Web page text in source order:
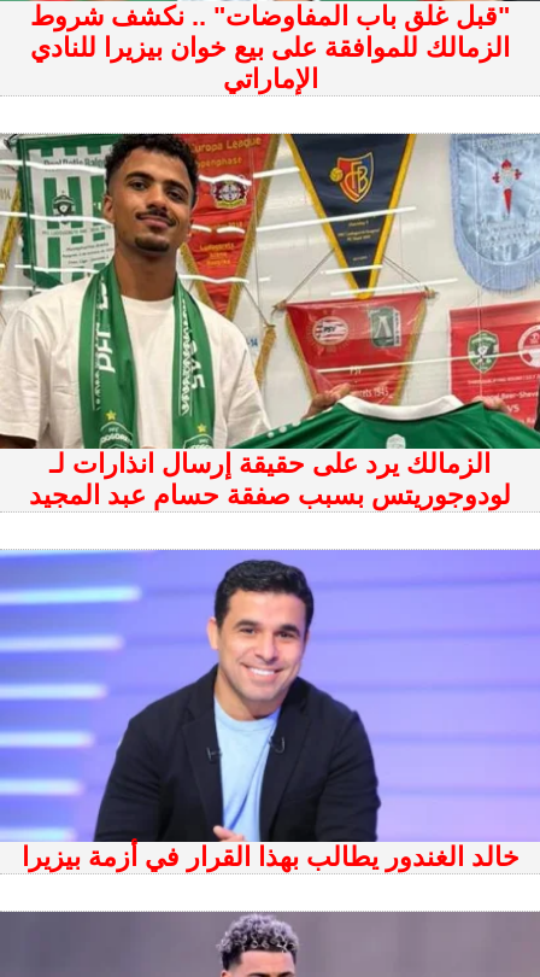
"قبل غلق باب المفاوضات" .. نكشف شروط
الزمالك للموافقة على بيع خوان بيزيرا للنادي
الإماراتي
الزمالك يرد على حقيقة إرسال انذارات لـ
لودوجوريتس بسبب صفقة حسام عبد المجيد
خالد الغندور يطالب بهذا القرار في أزمة بيزيرا